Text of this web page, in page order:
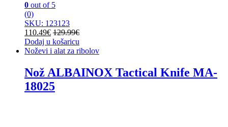
0 out of 5
(0)
SKU: 123123
110.49€ 129.99€
Dodaj u košaricu
Noževi i alat za ribolov
Nož ALBAINOX Tactical Knife MA-
18025